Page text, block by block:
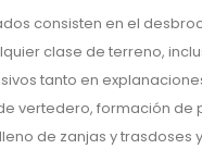
consisten en el
clase de terreno,
tanto en
vertedero, formación de
de zanjas y trasdoses